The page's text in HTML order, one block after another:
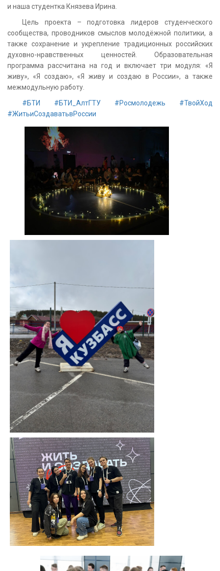
и наша студентка Князева Ирина.
Цель проекта – подготовка лидеров студенческого
сообщества, проводников смыслов молодёжной политики, а
также сохранение и укрепление традиционных российских
духовно-нравственных ценностей. Образовательная
программа рассчитана на год и включает три модуля: «Я
живу», «Я создаю», «Я живу и создаю в России», а также
межмодульную работу.
#БТИ
#БТИ_АлтГТУ #Росмолодежь
#ТвойХод
#ЖитьиСоздаватьвРоссии